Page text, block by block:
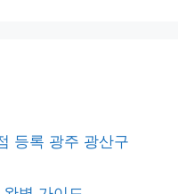
등록 광주 광산구